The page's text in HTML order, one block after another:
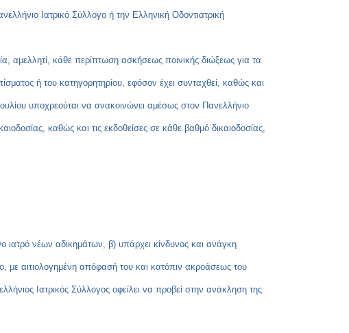
Ιατρικό Σύλλογο ή την Ελληνική Οδοντιατρική
αμελλητί, κάθε περίπτωση ασκήσεως ποινικής διώξεως για τα
ή του κατηγορητηρίου, εφόσον έχει συνταχθεί, καθώς και
υποχρεούται να ανακοινώνει αμέσως στον Πανελλήνιο
καθώς και τις εκδοθείσες σε κάθε βαθμό δικαιοδοσίας,
ιατρό νέων αδικημάτων, β) υπάρχει κίνδυνος και ανάγκη
με αιτιολογημένη απόφασή του και κατόπιν ακροάσεως του
Ιατρικός Σύλλογος οφείλει να προβεί στην ανάκληση της